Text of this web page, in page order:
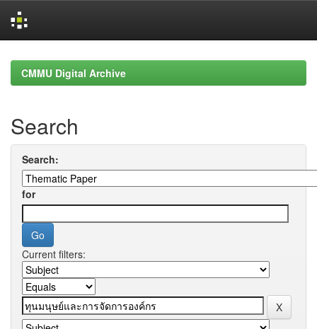
navigationCMMU Digital Archive
Search
Search:
for
Current filters: